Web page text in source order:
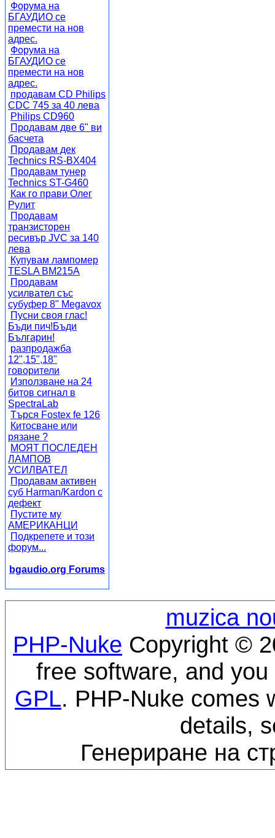
Форума на
БГАУДИО се
премести на нов
адрес.
Форума на
БГАУДИО се
премести на нов
адрес.
продавам CD Philips
CDC 745 за 40 лева
Philips CD960
Продавам две 6" ви
басчета
Продавам дек
Technics RS-BX404
Продавам тунер
Technics ST-G460
Как го прави Олег
Рулит
Продавам
транзисторен
ресивър JVC за 140
лева
Купувам лампомер
TESLA BM215A
Продавам
усилвател със
субуфер 8" Megavox
Пусни своя глас!
Бъди пич!Бъди
Българин!
разпродажба
12",15",18"
говорители
Използване на 24
битов сигнал в
SpectraLab
Търся Fostex fe 126
Китосване или
рязане ?
МОЯТ ПОСЛЕДЕН
ЛАМПОВ
УСИЛВАТЕЛ
Продавам активен
суб Harman/Kardon с
дефект
Пустите му
АМЕРИКАНЦИ
Подкрепете и този
форум...
bgaudio.org Forums
muzica
PHP-Nuke Copyright ©
free software, and
GPL. PHP-Nuke comes
details,
Генериране на